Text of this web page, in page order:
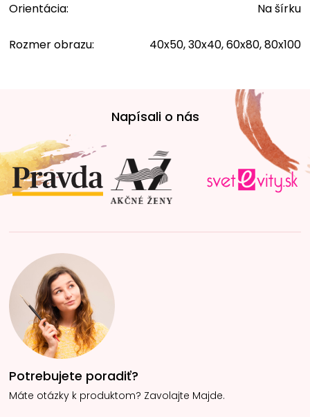
Orientácia: Na šírku
Rozmer obrazu: 40x50, 30x40, 60x80, 80x100
t
i
e
Napísali o nás
Potrebujete poradiť?
Máte otázky k produktom? Zavolajte Majde.